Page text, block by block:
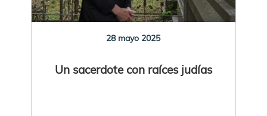
28 mayo 2025
Un sacerdote con raíces judías